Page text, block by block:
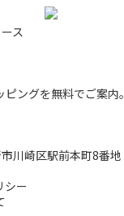
ス
ングを無料でご案内。
川崎区駅前本町8番地
シー